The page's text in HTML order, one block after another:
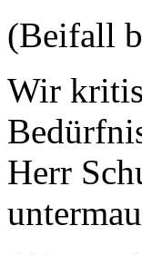
(Beifall
Wir
Herr